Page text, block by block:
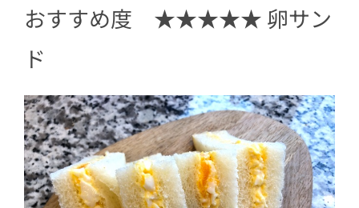
おすすめ度 ★★★★★ 卵サン
ド